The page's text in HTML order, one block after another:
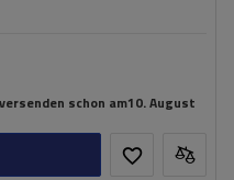
schon am10. August